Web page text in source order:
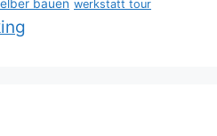
bauen werkstatt tour